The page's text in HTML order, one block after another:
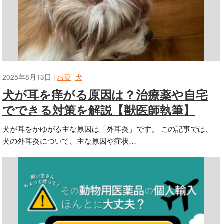
2025年8月13日 | お薬 犬
犬が耳を痒がる原因は？治療薬や自宅
でできる対策を解説【獣医師執筆】
犬が耳をかゆがる主な原因は「外耳炎」です。 この記事では、
犬の外耳炎について、主な原因や症状…